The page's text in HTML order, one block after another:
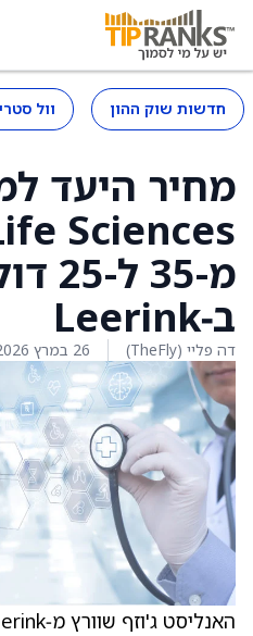
חדשות שוק ההון וול
מ-35 ל-
ב‑Leerink
דה פליי (TheFly) 26 במרץ 2026
האנליסט ג'וזף שוורץ מ‑Leerink הפחית את